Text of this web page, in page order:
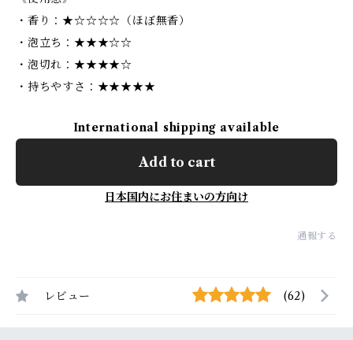
・香り：★☆☆☆☆（ほぼ無香）
・泡立ち：★★★☆☆
・泡切れ：★★★★☆
・持ちやすさ：★★★★★
International shipping available
Add to cart
日本国内にお住まいの方向け
通報する
レビュー (62)